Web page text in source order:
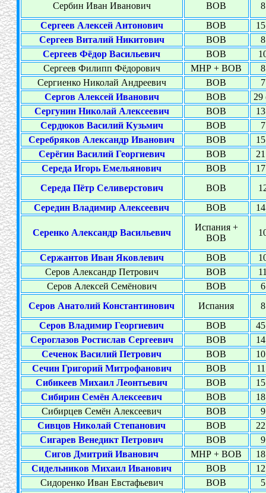
Сербин Иван Иванович
ВОВ
Сергеев Алексей Антонович
ВОВ
Сергеев Виталий Никитович
ВОВ
Сергеев Фёдор Васильевич
ВОВ
Сергеев Филипп Фёдорович
МНР + ВОВ
Сергиенко Николай Андреевич
ВОВ
Сергов Алексей Иванович
ВОВ
29
Сергунин Николай Алексеевич
ВОВ
Сердюков Василий Кузьмич
ВОВ
Серебряков Александр Иванович
ВОВ
Серёгин Василий Георгиевич
ВОВ
Середа Игорь Емельянович
ВОВ
Середа Пётр Селиверстович
ВОВ
Середин Владимир Алексеевич
ВОВ
Серенко Александр Васильевич
Испания +
ВОВ
Сержантов Иван Яковлевич ВОВ
Серов Александр Петрович
ВОВ
Серов Алексей Семёнович
ВОВ
Серов Анатолий Константинович
Испания
Серов Владимир Георгиевич
ВОВ
Сероглазов Ростислав Сергеевич
ВОВ
Сеченок Василий Петрович
ВОВ
Сечин Григорий Митрофанович
ВОВ
Сибикеев Михаил Леонтьевич
ВОВ
Сибирин Семён Алексеевич
ВОВ
Сибирцев Семён Алексеевич
ВОВ
Сивцов Николай Степанович
ВОВ
Сигарев Венедикт Петрович
ВОВ
Сигов Дмитрий Иванович
МНР + ВОВ
Сидельников Михаил Иванович
ВОВ
Сидоренко Иван Евстафьевич
ВОВ